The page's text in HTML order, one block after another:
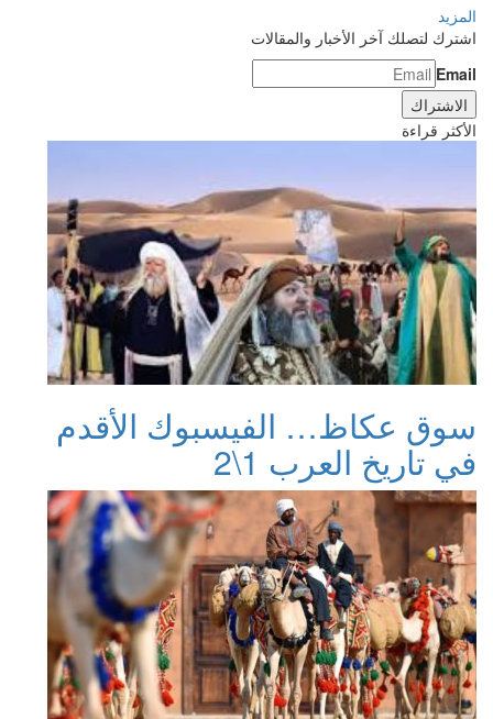
المزيد
اشترك لتصلك آخر الأخبار والمقالات
Email
الأكثر قراءة
سوق عكاظ… الفيسبوك الأقدم
في تاريخ العرب 1\2